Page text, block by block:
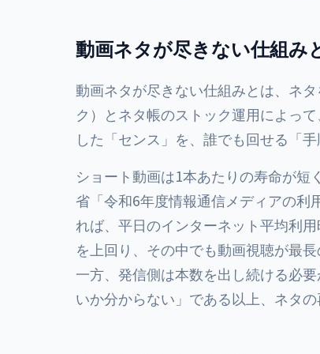
動画ネタが尽きない仕組み
動画ネタが尽きない仕組みとは、ネ
ク）とネタ帳のストック運用によっ
した「センス」を、誰でも回せる「
ショート動画は1本あたりの寿命が
省「令和6年度情報通信メディアの利
れば、平日のインターネット平均利
を上回り、その中でも動画視聴が最
一方、発信側は本数を出し続ける必
いか分からない」である以上、ネタ